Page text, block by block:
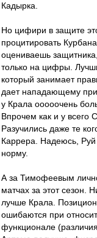
Кадырка.
Но цифири в защите
процитировать
оцениваешь
только на цифры.
который занимает
дает нападающему
у Крала ооооочень
Впрочем как и у всего
Разучились даже те
Каррера. Надеюсь, Руй
норму.
А за Тимофеевым
матчах за этот сезон.
лучше Крала.
ошибаются при
функционале